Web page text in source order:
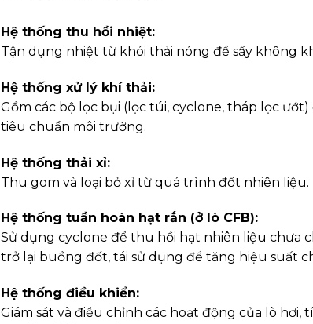
Hệ thống thu hồi nhiệt:
Tận dụng nhiệt từ khói thải nóng để sấy không
Hệ thống xử lý khí thải:
Gồm các bộ lọc bụi (lọc túi, cyclone, tháp lọc
tiêu chuẩn môi trường.
Hệ thống thải xỉ:
Thu gom và loại bỏ xỉ từ quá trình đốt nhiên liệu.
Hệ thống tuần hoàn hạt rắn (ở lò CFB):
Sử dụng cyclone để thu hồi hạt nhiên liệu chưa
trở lại buồng đốt, tái sử dụng để tăng hiệu suất
Hệ thống điều khiển:
Giám sát và điều chỉnh các hoạt động của lò hơi,